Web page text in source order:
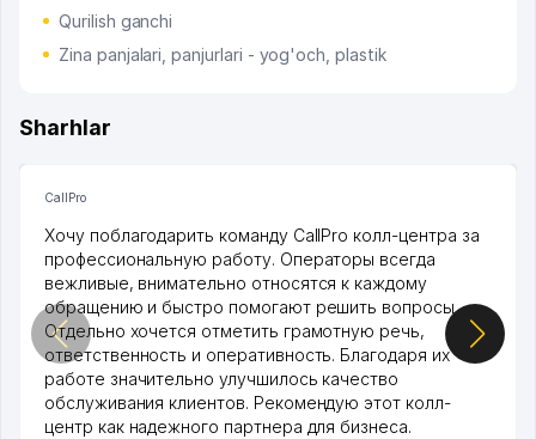
Qurilish ganchi
Zina panjalari, panjurlari - yog'och, plastik
Sharhlar
CallPro
Хочу поблагодарить команду CallPro колл-центра за
профессиональную работу. Операторы всегда
вежливые, внимательно относятся к каждому
обращению и быстро помогают решить вопросы.
Отдельно хочется отметить грамотную речь,
ответственность и оперативность. Благодаря их
работе значительно улучшилось качество
обслуживания клиентов. Рекомендую этот колл-
центр как надежного партнера для бизнеса.